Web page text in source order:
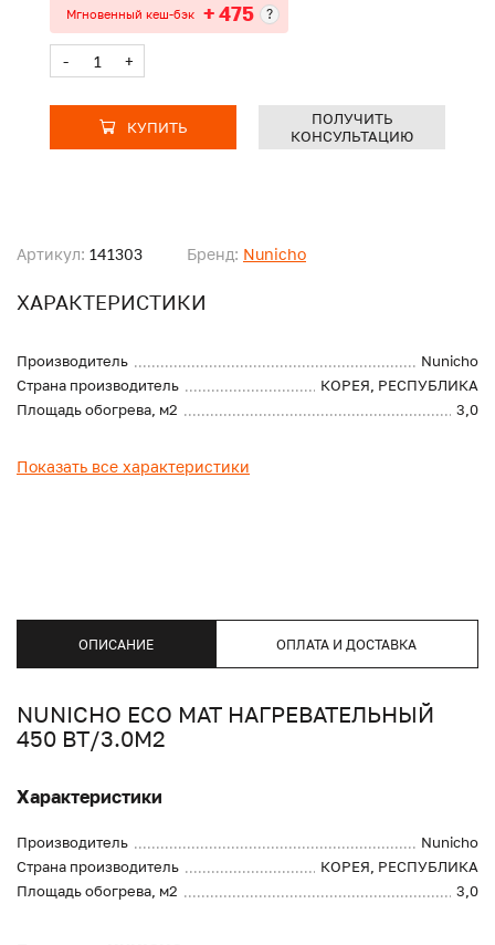
Артикул: 141303 Бренд: Nunicho
ХАРАКТЕРИСТИКИ
Производитель
Nunicho
Страна производитель
КОРЕЯ, РЕСПУБЛИКА
Площадь обогрева, м2
3,0
Показать все характеристики
Мгновенный кеш-бэк + 475 ?
- +
КУПИТЬ
ПОЛУЧИТЬ
КОНСУЛЬТАЦИЮ
ОПИСАНИЕ ОПЛАТА И ДОСТАВКА
NUNICHO ECO МАТ НАГРЕВАТЕЛЬНЫЙ
450 ВТ/3.0М2
Характеристики
Производитель
Nunicho
Страна производитель
КОРЕЯ, РЕСПУБЛИКА
Площадь обогрева, м2
3,0